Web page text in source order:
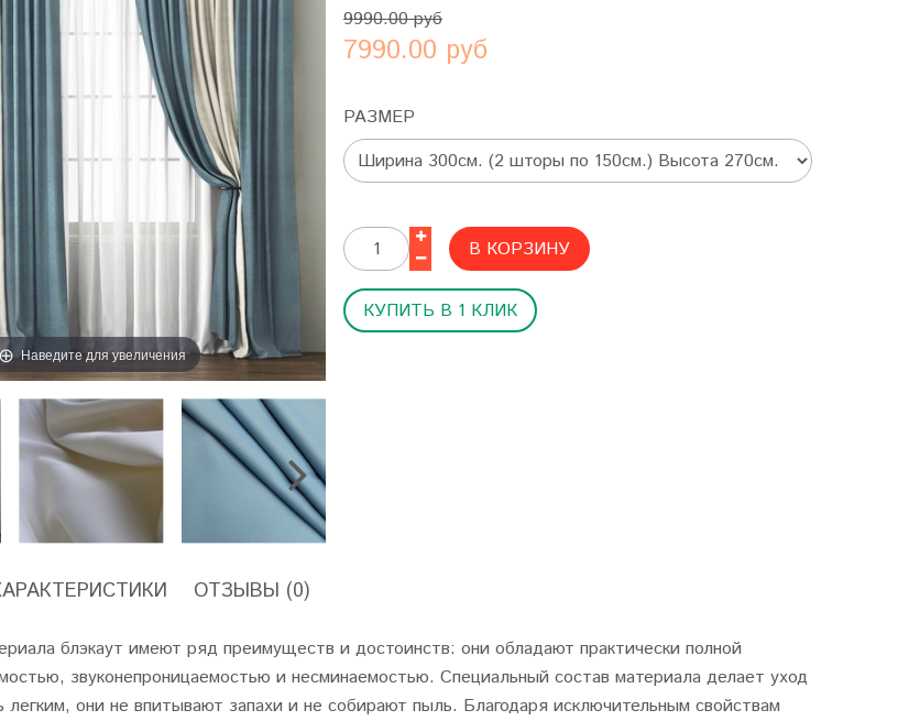
Наведите для увеличения
9990.00 руб
7990.00 руб
РАЗМЕР
В КОРЗИНУ
КУПИТЬ В 1 КЛИК
ОТЗЫВЫ (0)
блэкаут имеют ряд преимуществ и достоинств: они обладают практически полной
звуконепроницаемостью и несминаемостью. Специальный состав материала делает уход
легким, они не впитывают запахи и не собирают пыль. Благодаря исключительным свойствам